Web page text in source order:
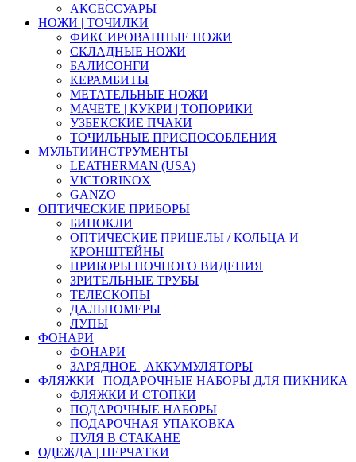
АКСЕССУАРЫ
НОЖИ | ТОЧИЛКИ
ФИКСИРОВАННЫЕ НОЖИ
СКЛАДНЫЕ НОЖИ
БАЛИСОНГИ
КЕРАМБИТЫ
МЕТАТЕЛЬНЫЕ НОЖИ
МАЧЕТЕ | КУКРИ | ТОПОРИКИ
УЗБЕКСКИЕ ПЧАКИ
ТОЧИЛЬНЫЕ ПРИСПОСОБЛЕНИЯ
МУЛЬТИИНСТРУМЕНТЫ
LEATHERMAN (USA)
VICTORINOX
GANZO
ОПТИЧЕСКИЕ ПРИБОРЫ
БИНОКЛИ
ОПТИЧЕСКИЕ ПРИЦЕЛЫ / КОЛЬЦА И
КРОНШТЕЙНЫ
ПРИБОРЫ НОЧНОГО ВИДЕНИЯ
ЗРИТЕЛЬНЫЕ ТРУБЫ
ТЕЛЕСКОПЫ
ДАЛЬНОМЕРЫ
ЛУПЫ
ФОНАРИ
ФОНАРИ
ЗАРЯДНОЕ | АККУМУЛЯТОРЫ
ФЛЯЖКИ | ПОДАРОЧНЫЕ НАБОРЫ ДЛЯ ПИКНИКА
ФЛЯЖКИ И СТОПКИ
ПОДАРОЧНЫЕ НАБОРЫ
ПОДАРОЧНАЯ УПАКОВКА
ПУЛЯ В СТАКАНЕ
ОДЕЖДА | ПЕРЧАТКИ